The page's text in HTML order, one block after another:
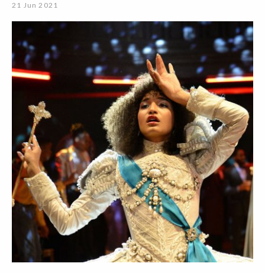
21 Jun 2021